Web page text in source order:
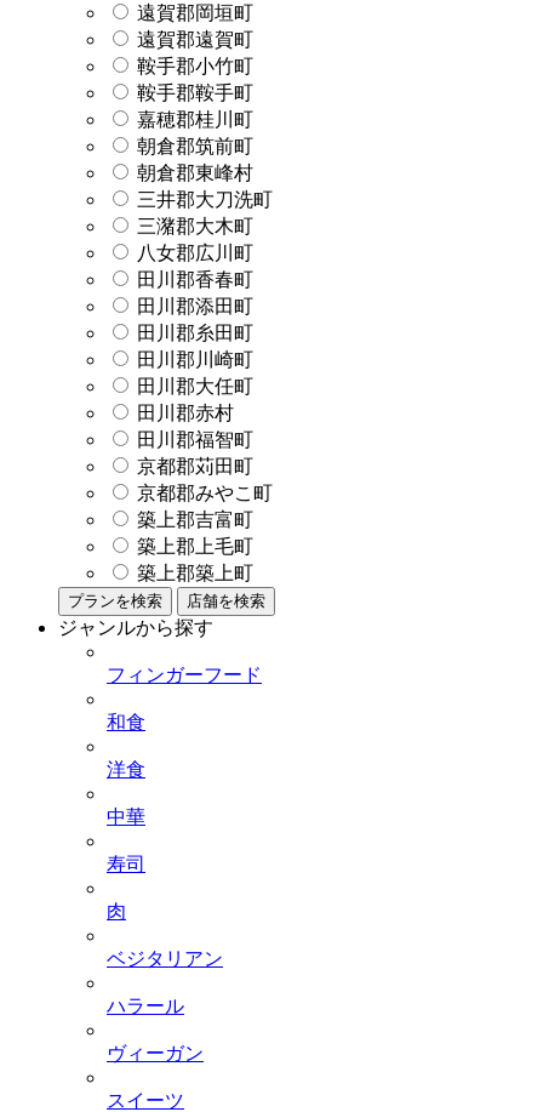
遠賀郡岡垣町
遠賀郡遠賀町
鞍手郡小竹町
鞍手郡鞍手町
嘉穂郡桂川町
朝倉郡筑前町
朝倉郡東峰村
三井郡大刀洗町
三潴郡大木町
八女郡広川町
田川郡香春町
田川郡添田町
田川郡糸田町
田川郡川崎町
田川郡大任町
田川郡赤村
田川郡福智町
京都郡苅田町
京都郡みやこ町
築上郡吉富町
築上郡上毛町
築上郡築上町
プランを検索 店舗を検索
ジャンルから探す
フィンガーフード
和食
洋食
中華
寿司
肉
ベジタリアン
ハラール
ヴィーガン
スイーツ